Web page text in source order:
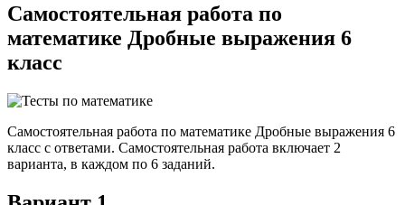
Самостоятельная работа по
математике Дробные выражения 6
класс
Самостоятельная работа по математике Дробные выражения 6
класс с ответами. Самостоятельная работа включает 2
варианта, в каждом по 6 заданий.